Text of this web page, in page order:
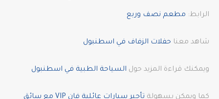
الرابط: مطعم نصف وربع
شاهد معنا حفلات الزفاف في اسطنبول
ويمكنك قراءة المزيد حول السياحة الطبية في اسطنبول
كما ويمكن بسهولة تأجير سيارات عائلية فان VIP مع سائق